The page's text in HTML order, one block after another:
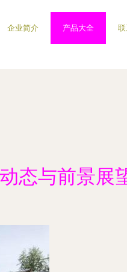
企业简介 产品大全
态与前景展